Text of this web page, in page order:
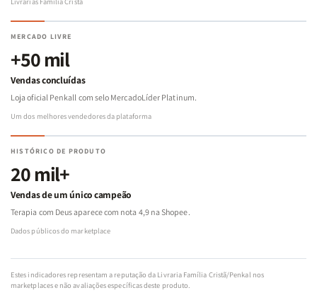
MERCADO LIVRE
+50 mil
Vendas concluídas
Loja oficial Penkall com selo MercadoLíder Platinum.
Um dos melhores vendedores da plataforma
HISTÓRICO DE PRODUTO
20 mil+
Vendas de um único campeão
Terapia com Deus aparece com nota 4,9 na Shopee.
Dados públicos do marketplace
Estes indicadores representam a reputação da Livraria Família Cristã/Penkal nos
marketplaces e não avaliações específicas deste produto.